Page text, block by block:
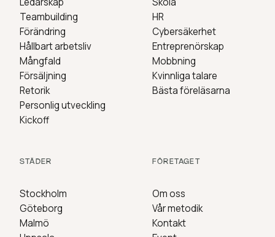
Teambuilding
Förändring
Hållbart arbetsliv
Mångfald
Försäljning
Retorik
Personlig utveckling
Kickoff
HR
Cybersäkerhet
Entreprenörskap
Mobbning
Kvinnliga talare
Bästa föreläsarna
STÄDER
Stockholm
Göteborg
Malmö
FÖRETAGET
Om oss
Vår metodik
Kontakt